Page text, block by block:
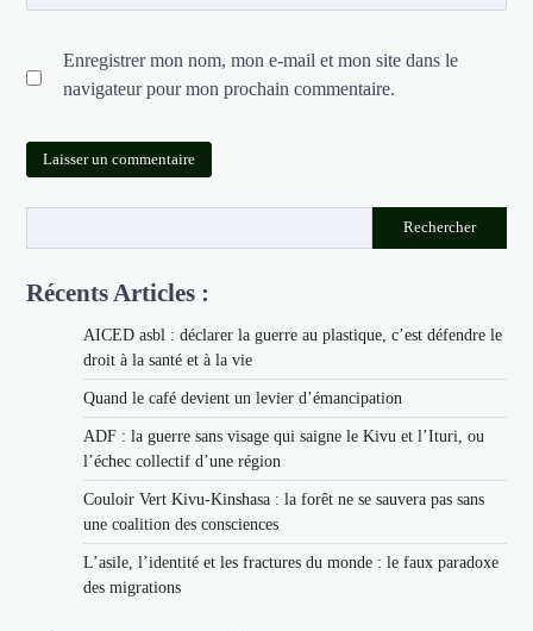
Enregistrer mon nom, mon e-mail et mon site dans le
navigateur pour mon prochain commentaire.
Rechercher
Récents Articles :
AICED asbl : déclarer la guerre au plastique, c’est défendre le
droit à la santé et à la vie
Quand le café devient un levier d’émancipation
ADF : la guerre sans visage qui saigne le Kivu et l’Ituri, ou
l’échec collectif d’une région
Couloir Vert Kivu-Kinshasa : la forêt ne se sauvera pas sans
une coalition des consciences
L’asile, l’identité et les fractures du monde : le faux paradoxe
des migrations